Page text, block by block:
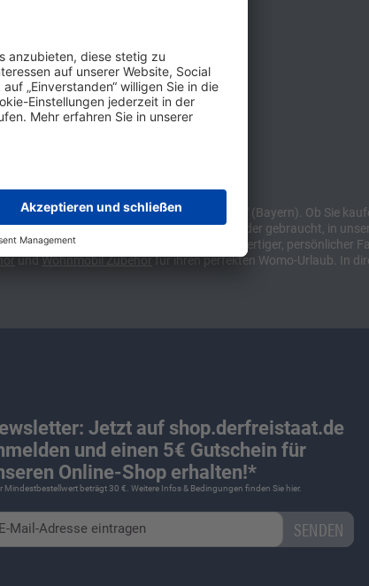
Münchens, Ausfahrt "Sulzemoos" (Bayern). Ob Sie
Ob Caravan oder Wohnmobil, ob neu oder gebraucht, in
und Wohnwagenverkauf inklusive hochwertiger, persönlicher
undWohnmobil Zubehörfür ihren perfekten Womo-Urlaub. In
Jetzt auf shop.derfreistaat.de
und einen 5€ Gutschein für
Online-Shop erhalten!*
Mindestbestellwert beträgt 30 €. Weitere Infos & Bedingungen finden Sie hier.